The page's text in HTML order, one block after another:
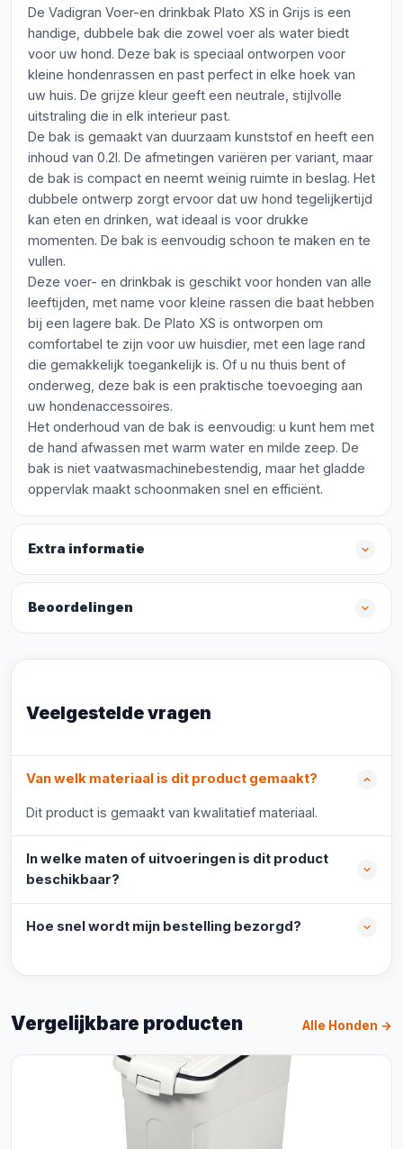
De Vadigran Voer-en drinkbak Plato XS in Grijs is een
handige, dubbele bak die zowel voer als water biedt
voor uw hond. Deze bak is speciaal ontworpen voor
kleine hondenrassen en past perfect in elke hoek van
uw huis. De grijze kleur geeft een neutrale, stijlvolle
uitstraling die in elk interieur past.
De bak is gemaakt van duurzaam kunststof en heeft een
inhoud van 0.2l. De afmetingen variëren per variant, maar
de bak is compact en neemt weinig ruimte in beslag. Het
dubbele ontwerp zorgt ervoor dat uw hond tegelijkertijd
kan eten en drinken, wat ideaal is voor drukke
momenten. De bak is eenvoudig schoon te maken en te
vullen.
Deze voer- en drinkbak is geschikt voor honden van alle
leeftijden, met name voor kleine rassen die baat hebben
bij een lagere bak. De Plato XS is ontworpen om
comfortabel te zijn voor uw huisdier, met een lage rand
die gemakkelijk toegankelijk is. Of u nu thuis bent of
onderweg, deze bak is een praktische toevoeging aan
uw hondenaccessoires.
Het onderhoud van de bak is eenvoudig: u kunt hem met
de hand afwassen met warm water en milde zeep. De
bak is niet vaatwasmachinebestendig, maar het gladde
oppervlak maakt schoonmaken snel en efficiënt.
Extra informatie
Beoordelingen
Veelgestelde vragen
Van welk materiaal is dit product gemaakt?
Dit product is gemaakt van kwalitatief materiaal.
In welke maten of uitvoeringen is dit product
beschikbaar?
Hoe snel wordt mijn bestelling bezorgd?
Vergelijkbare producten Alle Honden →